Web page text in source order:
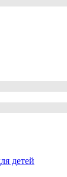
детей